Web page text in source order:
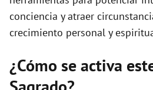
conciencia y atraer
crecimiento personal y
¿Cómo se activa